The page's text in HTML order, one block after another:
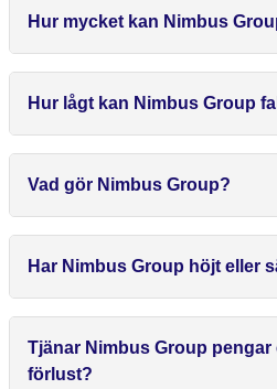
Hur mycket kan Nimbus
Hur lågt kan Nimbus Group
Vad gör Nimbus Group?
Har Nimbus Group höjt eller
Tjänar Nimbus Group pengar
förlust?